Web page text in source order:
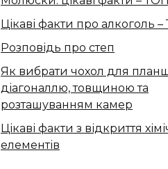
Цікаві факти про алкоголь –
Розповідь про степ
Як вибрати чохол для
діагоналлю, товщиною та
розташуванням камер
Цікаві факти з відкриття
елементів